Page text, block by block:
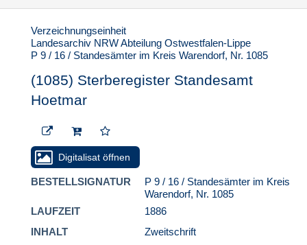
Verzeichnungseinheit
Landesarchiv NRW Abteilung Ostwestfalen-Lippe
P 9 / 16 / Standesämter im Kreis Warendorf, Nr. 1085
(1085) Sterberegister Standesamt
Hoetmar
Digitalisat öffnen
BESTELLSIGNATUR
P 9 / 16 / Standesämter im Kreis
Warendorf, Nr. 1085
LAUFZEIT
1886
INHALT
Zweitschrift